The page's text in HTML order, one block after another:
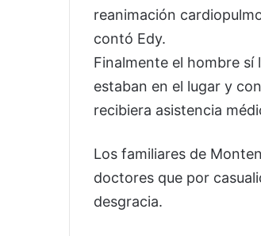
reanimación
contó Edy.
Finalmente el hombre sí
estaban en el lugar y
recibiera asistencia
Los familiares de
doctores que por
desgracia.